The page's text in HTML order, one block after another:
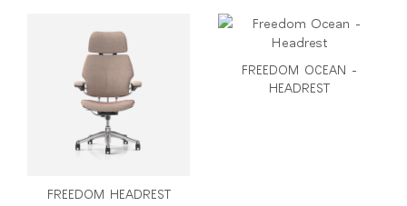
FREEDOM HEADREST
FREEDOM OCEAN -
HEADREST